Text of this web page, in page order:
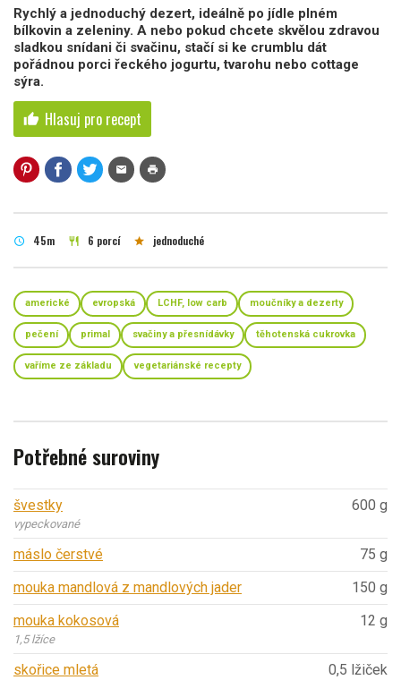
Rychlý a jednoduchý dezert, ideálně po jídle plném
bílkovin a zeleniny. A nebo pokud chcete skvělou zdravou
sladkou snídani či svačinu, stačí si ke crumblu dát
pořádnou porci řeckého jogurtu, tvarohu nebo cottage
sýra.
thumb_up Hlasuj pro recept
mail print
schedule 45m restaurant 6 porcí star jednoduché
americké evropská LCHF, low carb moučníky a dezerty
pečení primal svačiny a přesnídávky těhotenská cukrovka
vaříme ze základu vegetariánské recepty
Potřebné suroviny
švestky
vypeckované
600 g
máslo čerstvé
75 g
mouka mandlová z mandlových jader
150 g
mouka kokosová
1,5 lžíce
12 g
skořice mletá 0,5 lžiček